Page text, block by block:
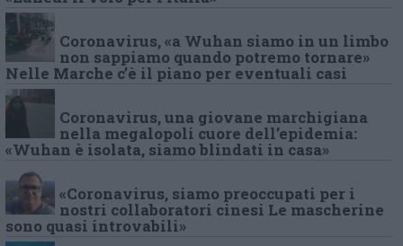
Coronavirus, «a Wuhan siamo in un limbo
non sappiamo quando potremo tornare»
Nelle Marche c’è il piano per eventuali casi
Coronavirus, una giovane marchigiana
nella megalopoli cuore dell’epidemia:
«Wuhan è isolata, siamo blindati in casa»
«Coronavirus, siamo preoccupati per i
nostri collaboratori cinesi Le mascherine
sono quasi introvabili»